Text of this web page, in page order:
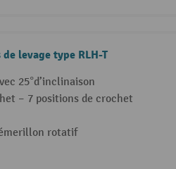
levage type RLH-T
25°d’inclinaison
– 7 positions de crochet
rotatif